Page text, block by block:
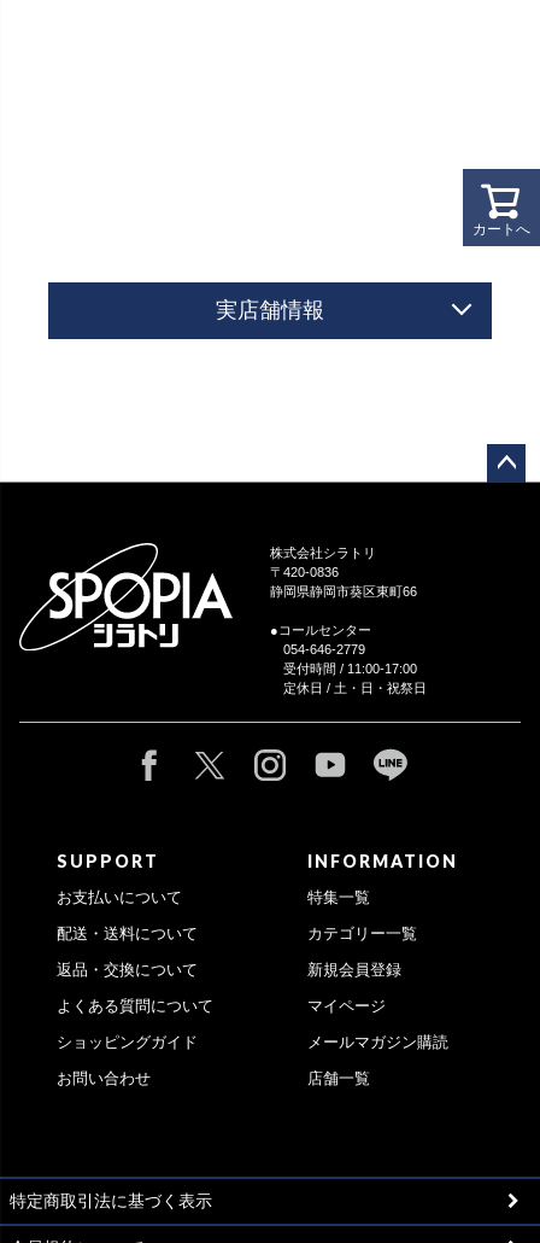
カートへ
実店舗情報
株式会社シラトリ
〒420-0836
静岡県静岡市葵区東町66
●コールセンター
054-646-2779
受付時間 / 11:00-17:00
定休日 / 土・日・祝祭日
SUPPORT
お支払いについて
配送・送料について
返品・交換について
よくある質問について
ショッピングガイド
お問い合わせ
INFORMATION
特集一覧
カテゴリー一覧
新規会員登録
マイページ
メールマガジン購読
店舗一覧
特定商取引法に基づく表示